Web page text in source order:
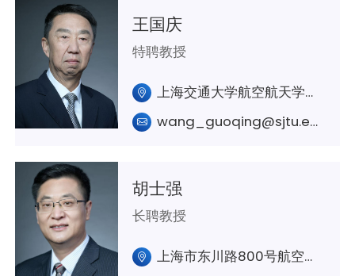
王国庆
特聘教授
上海交通大学航空航天学院A422室
wang_guoqing@sjtu.edu.cn
胡士强
长聘教授
上海市东川路800号航空航天学院A407室